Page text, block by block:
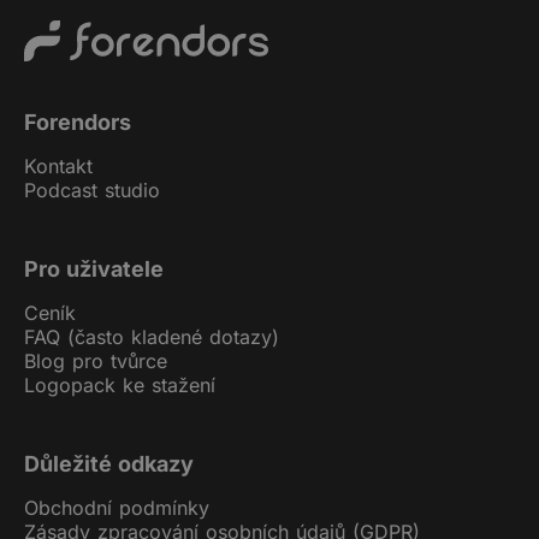
Forendors
Kontakt
Podcast studio
Pro uživatele
Ceník
FAQ (často kladené dotazy)
Blog pro tvůrce
Logopack ke stažení
Důležité odkazy
Obchodní podmínky
Zásady zpracování osobních údajů (GDPR)